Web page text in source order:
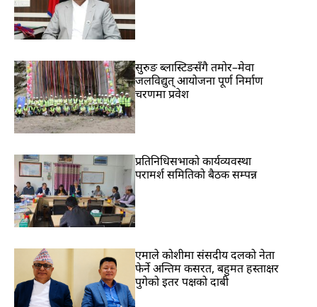
सुरुङ ब्लास्टिङसँगै तमोर–मेवा
जलविद्युत् आयोजना पूर्ण निर्माण
चरणमा प्रवेश
प्रतिनिधिसभाको कार्यव्यवस्था
परामर्श समितिको बैठक सम्पन्न
एमाले कोशीमा संसदीय दलको नेता
फेर्ने अन्तिम कसरत, बहुमत हस्ताक्षर
पुगेको इतर पक्षको दाबी